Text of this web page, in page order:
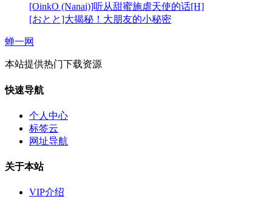
[OinkO (Nanai)]听从甜蜜施虐天使的话[H]
[おとと]大揭秘！大朋友的小秘密
蝉一网
本站提供热门下载资源
快速导航
个人中心
标签云
网址导航
关于本站
VIP介绍